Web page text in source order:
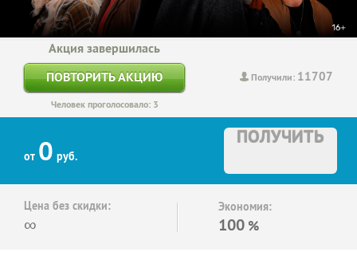
Получили: 11707
Акция завершилась
ПОВТОРИТЬ АКЦИЮ
Человек проголосовало: 3
от 0 руб.
ПОЛУЧИТЬ
Цена без скидки:
∞
Экономия:
100 %